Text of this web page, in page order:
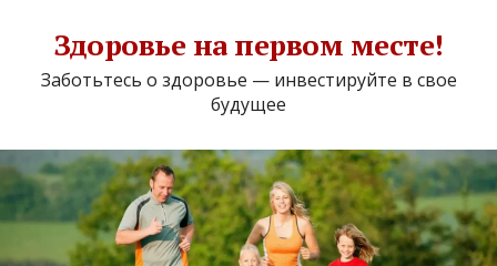
Здоровье на первом месте!
Заботьтесь о здоровье — инвестируйте в свое
будущее